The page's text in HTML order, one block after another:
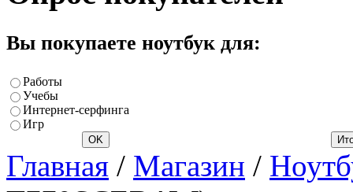
Вы покупаете ноутбук для:
Работы
Учебы
Интернет-серфинга
Игр
Главная / Магазин /